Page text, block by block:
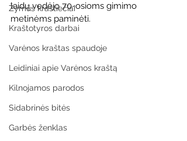
Žymūs kraštiečiai
Kraštotyros darbai
Varėnos kraštas spaudoje
Leidiniai apie Varėnos kraštą
Kilnojamos parodos
Sidabrinės bitės
Garbės ženklas
laidų vedėjo 70-osioms gimimo
metinėms paminėti.